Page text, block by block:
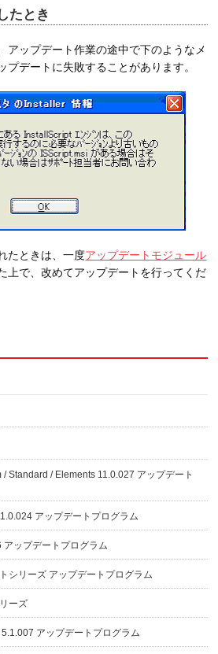
たとき
アップデート作業の途中で下のようなメ
プデートに失敗することがあります。
たときは、一度アップデートモジュール
上で、改めてアップデートを行ってくだ
Standard / Elements 11.0.027 アップデート
アップデートプログラム
ップデートプログラム
シリーズ アップデートプログラム
ーズ
アップデートプログラム